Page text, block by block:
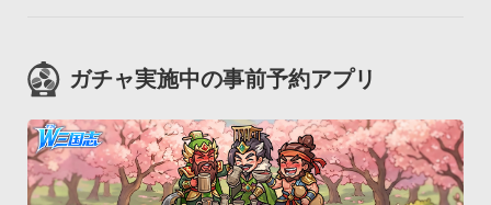
ガチャ実施中の事前予約アプリ